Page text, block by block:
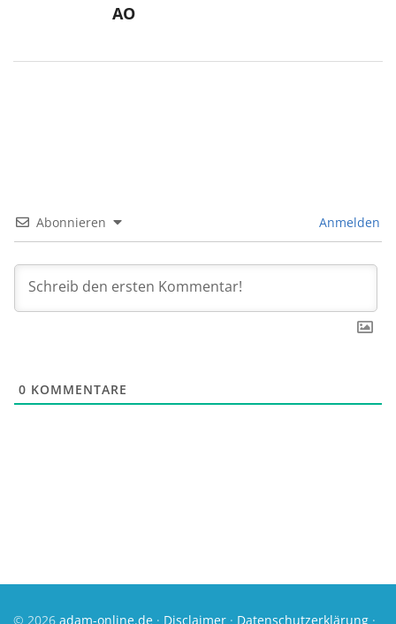
AO
Abonnieren Anmelden
0 KOMMENTARE
© 2026 adam-online.de · Disclaimer · Datenschutzerklärung ·